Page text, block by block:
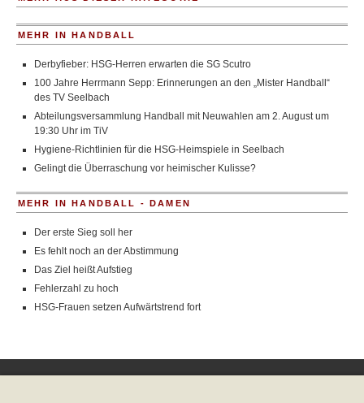
MEHR IN HANDBALL
Derbyfieber: HSG-Herren erwarten die SG Scutro
100 Jahre Herrmann Sepp: Erinnerungen an den „Mister Handball“
des TV Seelbach
Abteilungsversammlung Handball mit Neuwahlen am 2. August um
19:30 Uhr im TiV
Hygiene-Richtlinien für die HSG-Heimspiele in Seelbach
Gelingt die Überraschung vor heimischer Kulisse?
MEHR IN HANDBALL - DAMEN
Der erste Sieg soll her
Es fehlt noch an der Abstimmung
Das Ziel heißt Aufstieg
Fehlerzahl zu hoch
HSG-Frauen setzen Aufwärtstrend fort